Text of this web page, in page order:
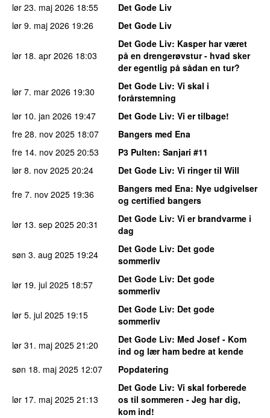
lør 23. maj 2026 18:55
Det Gode Liv
lør 9. maj 2026 19:26 Det Gode Liv
lør 18. apr 2026 18:03
Det Gode Liv: Kasper har været
på en drengerøvstur - hvad sker
der egentlig på sådan en tur?
lør 7. mar 2026 19:30 Det Gode Liv: Vi skal i
forårstemning
lør 10. jan 2026 19:47 Det Gode Liv: Vi er tilbage!
fre 28. nov 2025 18:07
Bangers med Ena
fre 14. nov 2025 20:53 P3 Pulten: Sanjari #11
lør 8. nov 2025 20:24 Det Gode Liv: Vi ringer til Will
fre 7. nov 2025 19:36 Bangers med Ena: Nye udgivelser
og certified bangers
lør 13. sep 2025 20:31 Det Gode Liv: Vi er brandvarme i
dag
søn 3. aug 2025 19:24 Det Gode Liv: Det gode
sommerliv
lør 19. jul 2025 18:57 Det Gode Liv: Det gode
sommerliv
lør 5. jul 2025 19:15 Det Gode Liv: Det gode
sommerliv
lør 31. maj 2025 21:20 Det Gode Liv: Med Josef - Kom
ind og lær ham bedre at kende
søn 18. maj 2025 12:07 Popdatering
lør 17. maj 2025 21:13
Det Gode Liv: Vi skal forberede
os til sommeren - Jeg har dig,
kom ind!